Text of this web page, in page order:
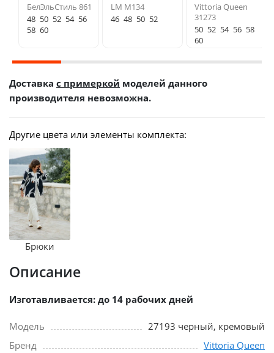
БелЭльСтиль 861
48 50 52 54 56
58 60
LM М134
46 48 50 52
Vittoria Queen
31273
50 52 54 56 58
60
Доставка с примеркой моделей данного
производителя невозможна.
Другие цвета или элементы комплекта:
Брюки
Описание
Изготавливается: до 14 рабочих дней
Модель
27193 черный, кремовый
Бренд
Vittoria Queen